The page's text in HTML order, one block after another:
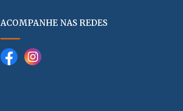
ACOMPANHE NAS REDES